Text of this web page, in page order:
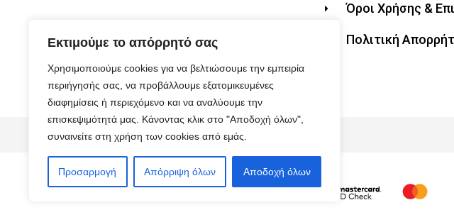
Εκτιμούμε το απόρρητό σας
Χρησιμοποιούμε cookies για να βελτιώσουμε την εμπειρία
περιήγησής σας, να προβάλλουμε εξατομικευμένες
διαφημίσεις ή περιεχόμενο και να αναλύουμε την
επισκεψιμότητά μας. Κάνοντας κλικ στο "Αποδοχή όλων",
συναινείτε στη χρήση των cookies από εμάς.
Προσαρμογή Απόρριψη όλων Αποδοχή όλων
Όροι Χρήσης &
Πολιτική
© 2026 ALL RIGHTS RESERVED​